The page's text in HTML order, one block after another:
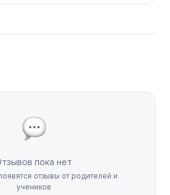
пока нет
отзывы от родителей и
учеников